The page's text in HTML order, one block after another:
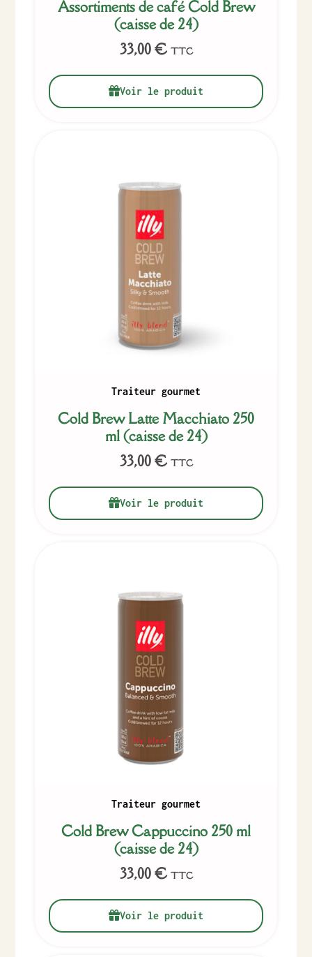
Assortiments de café Cold Brew
(caisse de 24)
33,00€ TTC
Voir le produit
Traiteur gourmet
Cold Brew Latte Macchiato 250
ml (caisse de 24)
33,00€ TTC
Voir le produit
Traiteur gourmet
Cold Brew Cappuccino 250 ml
(caisse de 24)
33,00€ TTC
Voir le produit